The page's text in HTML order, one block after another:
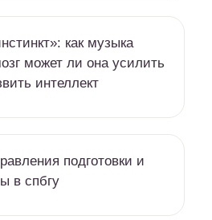
как музыка
может ли она усилить
интеллект
подготовки и
в спбгу